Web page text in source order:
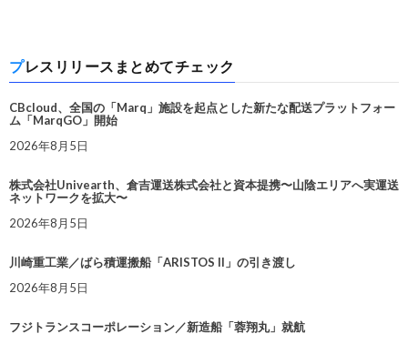
プレスリリースまとめてチェック
CBcloud、全国の「Marq」施設を起点とした新たな配送プラットフォー
ム「MarqGO」開始
2026年8月5日
株式会社Univearth、倉吉運送株式会社と資本提携〜山陰エリアへ実運送
ネットワークを拡大〜
2026年8月5日
川崎重工業／ばら積運搬船「ARISTOS II」の引き渡し
2026年8月5日
フジトランスコーポレーション／新造船「蓉翔丸」就航